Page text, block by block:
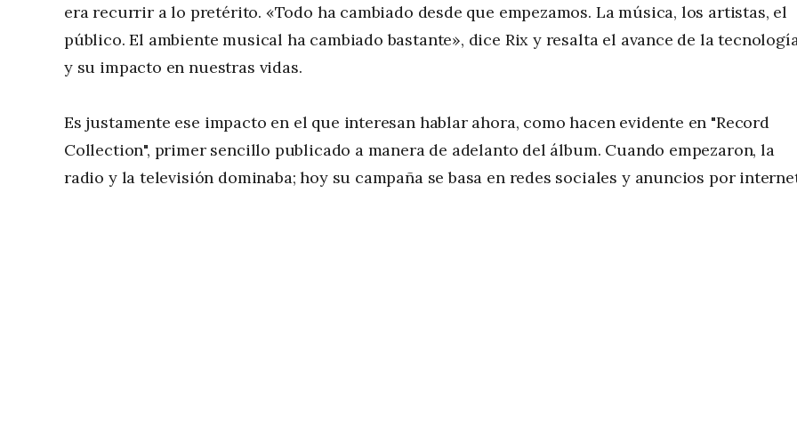
era recurrir a lo pretérito. «Todo ha cambiado desde que empezamos. La música, los artistas, el
público. El ambiente musical ha cambiado bastante», dice Rix y resalta el avance de la
y su impacto en nuestras vidas.
Es justamente ese impacto en el que interesan hablar ahora, como hacen evidente en "Record
Collection", primer sencillo publicado a manera de adelanto del álbum. Cuando empezaron, la
radio y la televisión dominaba; hoy su campaña se basa en redes sociales y anuncios por